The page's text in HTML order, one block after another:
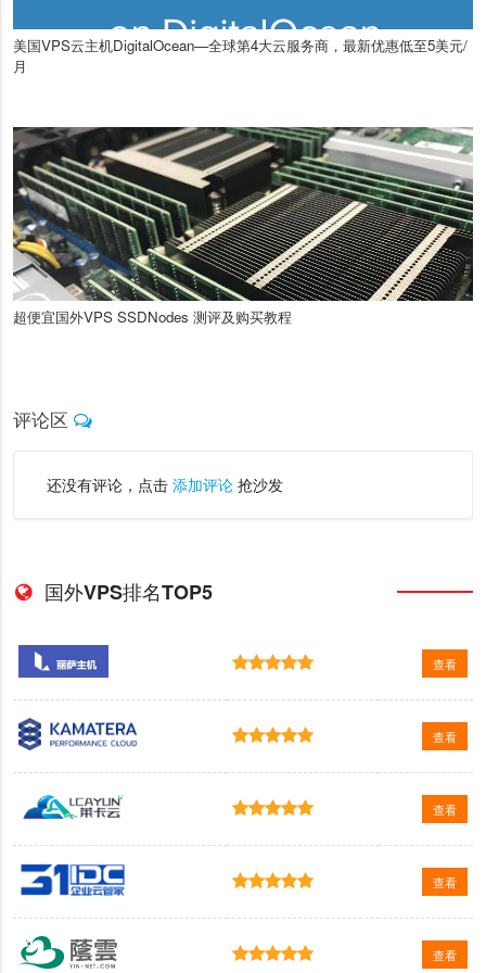
美国VPS云主机DigitalOcean—全球第4大云服务商，最新优惠低至5美元/
月
超便宜国外VPS SSDNodes 测评及购买教程
评论区
还没有评论，点击 添加评论抢沙发
国外VPS排名TOP5
查看
查看
查看
查看
查看